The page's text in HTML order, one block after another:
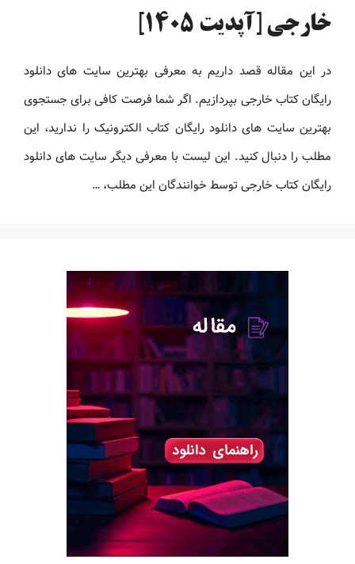
خارجی [آپدیت 1405]
در این مقاله قصد داریم به معرفی بهترین سایت های دانلود
رایگان کتاب خارجی بپردازیم. اگر شما فرصت کافی برای جستجوی
بهترین سایت های دانلود رایگان کتاب الکترونیک را ندارید، این
مطلب را دنبال کنید. این لیست با معرفی دیگر سایت های دانلود
رایگان کتاب خارجی توسط خوانندگان این مطلب، …